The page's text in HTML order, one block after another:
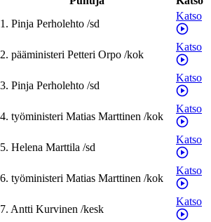
1. Pinja Perholehto /sd
Katso
2. pääministeri Petteri Orpo /kok
Katso
3. Pinja Perholehto /sd
Katso
4. työministeri Matias Marttinen /kok
Katso
5. Helena Marttila /sd
Katso
6. työministeri Matias Marttinen /kok
Katso
7. Antti Kurvinen /kesk
Katso